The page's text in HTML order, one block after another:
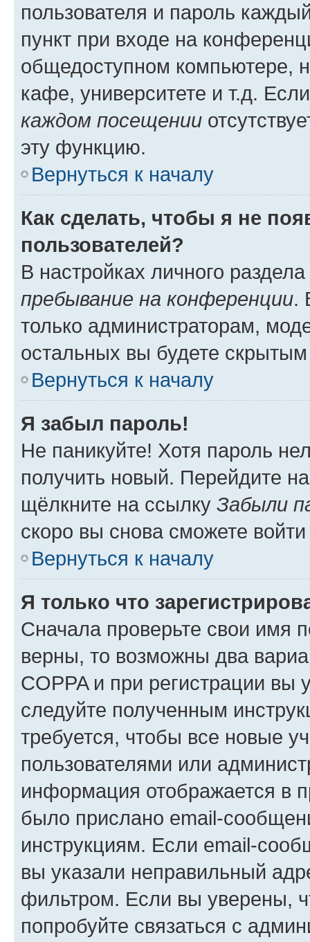
пользователя и пароль
пункт при входе на
общедоступном компьютере,
кафе, университете и т.д.
каждом посещении
эту функцию.
Вернуться к началу
Как сделать, чтобы я не
пользователей?
В настройках личного
пребывание на конференции.
только администраторам,
остальных вы будете
Вернуться к началу
Я забыл пароль!
Не паникуйте! Хотя пароль
получить новый. Перейдите
щёлкните на ссылку Забыли
скоро вы снова сможете
Вернуться к началу
Я только что
Сначала проверьте свои имя
верны, то возможны два
COPPA и при регистрации вы
следуйте полученным
требуется, чтобы все новые
пользователями или
информация отображается в
было прислано email-
инструкциям. Если email-
вы указали неправильный
фильтром. Если вы уверены,
попробуйте связаться с